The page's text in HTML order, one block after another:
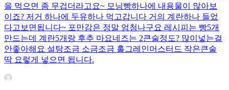
을 먹으면 좀 무겁더라고요~ 모닝빵하나에 내용물이 많아보
이죠? 저거 하나에 두유하나 먹고갑니다 거의 계란하나 들었
다고보면됩니다~ 포만감은 정말 엄청나구요 레시피는 빵5개
만드는데 계란5개랑 후추 마요네즈는 2큰술정도? 많이넣는걸
안좋아해요 설탕조금 소금조금 홀그레인머스터드 작은큰술
딱 요렇게 넣으면 됩니다.